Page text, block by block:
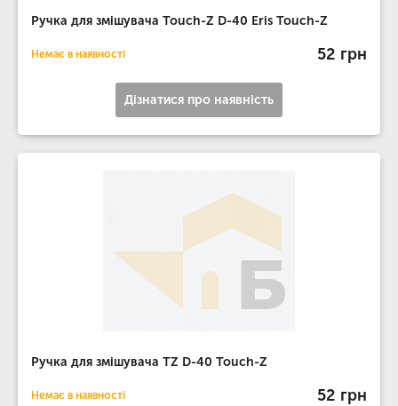
Ручка для змішувача Touch-Z D-40 Eris Touch-Z
Немає в наявності 52 грн
Дізнатися про наявність
Ручка для змішувача TZ D-40 Touch-Z
Немає в наявності 52 грн